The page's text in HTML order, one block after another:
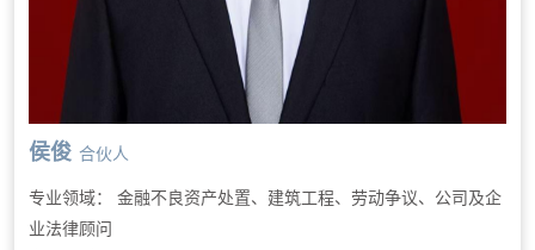
侯俊 合伙人
专业领域： 金融不良资产处置、建筑工程、劳动争议、公司及企
业法律顾问